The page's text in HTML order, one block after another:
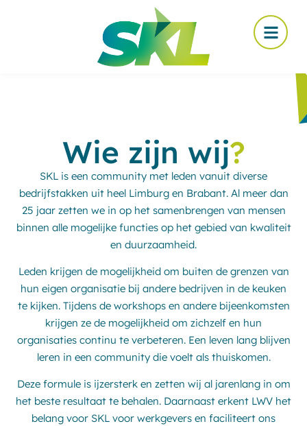
Wie zijn wij?
SKL is een community met leden vanuit diverse
bedrijfstakken uit heel Limburg en Brabant. Al meer dan
25 jaar zetten we in op het samenbrengen van mensen
binnen alle mogelijke functies op het gebied van kwaliteit
en duurzaamheid.
Leden krijgen de mogelijkheid om buiten de grenzen van
hun eigen organisatie bij andere bedrijven in de keuken
te kijken. Tijdens de workshops en andere bijeenkomsten
krijgen ze de mogelijkheid om zichzelf en hun
organisaties continu te verbeteren. Een leven lang blijven
leren in een community die voelt als thuiskomen.
Deze formule is ijzersterk en zetten wij al jarenlang in om
het beste resultaat te behalen. Daarnaast erkent LWV het
belang voor SKL voor werkgevers en faciliteert ons